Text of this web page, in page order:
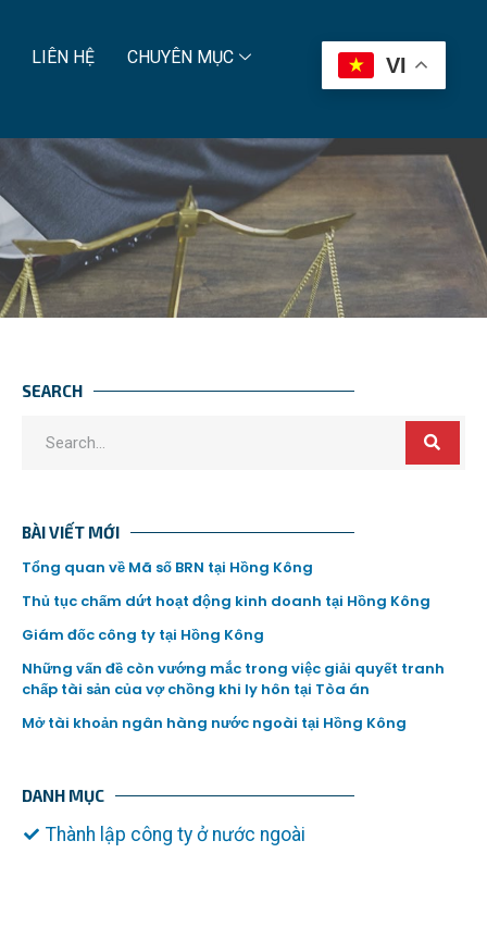
LIÊN HỆ CHUYÊN MỤC VI
SEARCH
BÀI VIẾT MỚI
Tổng quan về Mã số BRN tại Hồng Kông
Thủ tục chấm dứt hoạt động kinh doanh tại Hồng Kông
Giám đốc công ty tại Hồng Kông
Những vấn đề còn vướng mắc trong việc giải quyết tranh
chấp tài sản của vợ chồng khi ly hôn tại Tòa án
Mở tài khoản ngân hàng nước ngoài tại Hồng Kông
DANH MỤC
Thành lập công ty ở nước ngoài